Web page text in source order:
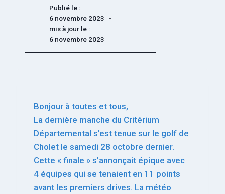
Publié le :
6 novembre 2023
mis à jour le :
6 novembre 2023
Bonjour à toutes et tous,
La dernière manche du Critérium
Départemental s’est tenue sur le golf de
Cholet le samedi 28 octobre dernier.
Cette « finale » s’annonçait épique avec
4 équipes qui se tenaient en 11 points
avant les premiers drives. La météo